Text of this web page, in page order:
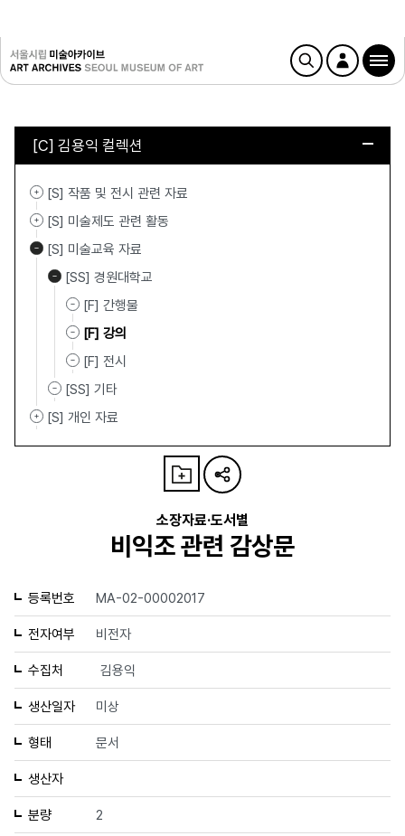
[C] 김용익 컬렉션
[S] 작품 및 전시 관련 자료
[S] 미술제도 관련 활동
[S] 미술교육 자료
[SS] 경원대학교
[F] 간행물
[F] 강의
[F] 전시
[SS] 기타
[S] 개인 자료
소장자료·도서별
비익조 관련 감상문
등록번호 MA-02-00002017
전자여부 비전자
수집처 김용익
생산일자 미상
형태 문서
생산자
분량 2